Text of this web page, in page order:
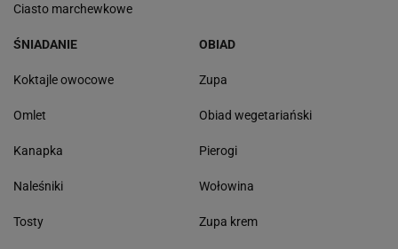
Ciasto marchewkowe
ŚNIADANIE
Koktajle owocowe
Omlet
Kanapka
Naleśniki
Tosty
OBIAD
Zupa
Obiad wegetariański
Pierogi
Wołowina
Zupa krem